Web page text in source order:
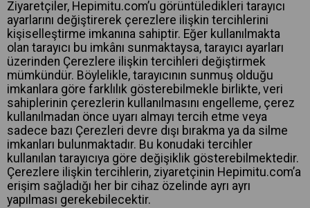
Ziyaretçiler, Hepimitu.com’u görüntüledikleri tarayıcı
ayarlarını değiştirerek çerezlere ilişkin tercihlerini
kişiselleştirme imkanına sahiptir. Eğer kullanılmakta
olan tarayıcı bu imkânı sunmaktaysa, tarayıcı ayarları
üzerinden Çerezlere ilişkin tercihleri değiştirmek
mümkündür. Böylelikle, tarayıcının sunmuş olduğu
imkanlara göre farklılık gösterebilmekle birlikte, veri
sahiplerinin çerezlerin kullanılmasını engelleme, çerez
kullanılmadan önce uyarı almayı tercih etme veya
sadece bazı Çerezleri devre dışı bırakma ya da silme
imkanları bulunmaktadır. Bu konudaki tercihler
kullanılan tarayıcıya göre değişiklik gösterebilmektedir.
Çerezlere ilişkin tercihlerin, ziyaretçinin Hepimitu.com’a
erişim sağladığı her bir cihaz özelinde ayrı ayrı
yapılması gerekebilecektir.